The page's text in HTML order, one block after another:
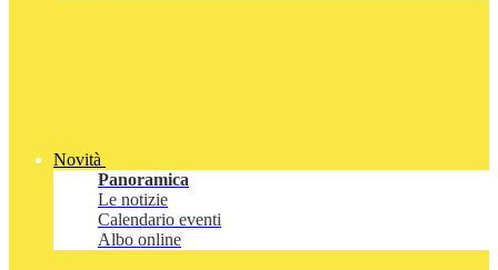
Novità
Panoramica
Le notizie
Calendario eventi
Albo online